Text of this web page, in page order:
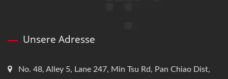
Unsere Adresse
No. 48, Alley 5, Lane 247, Min Tsu Rd, Pan Chiao Dist,